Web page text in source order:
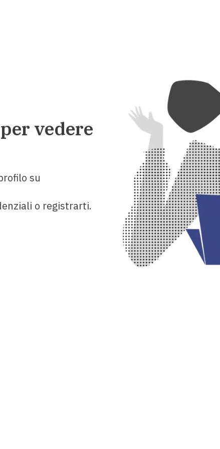
vedere
su
o registrarti.